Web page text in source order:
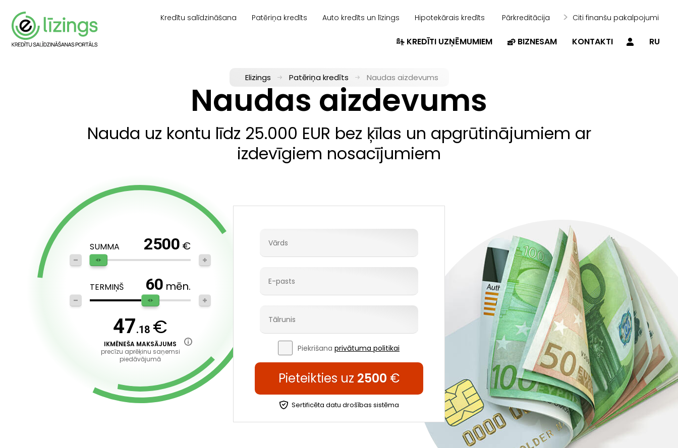
Kredītu salīdzināšana Patēriņa kredīts Auto kredīts un līzings Hipotekārais kredīts Pārkreditācija Citi finanšu pakalpojumi
RU
KREDĪTI UZŅĒMUMIEM BIZNESAM KONTAKTI
Elizings Patēriņa kredīts Naudas aizdevums
Naudas aizdevums
Nauda uz kontu līdz 25.000 EUR bez ķīlas un apgrūtinājumiem ar
izdevīgiem nosacījumiem
SUMMA 2500 €
TERMIŅŠ 60 mēn.
47.18 €
IKMĒNEŠA MAKSĀJUMS
precīzu aprēķinu saņemsi
piedāvājumā
Piekrišana privātuma politikai
Pieteikties uz 2500 €
Sertificēta datu drošības sistēma